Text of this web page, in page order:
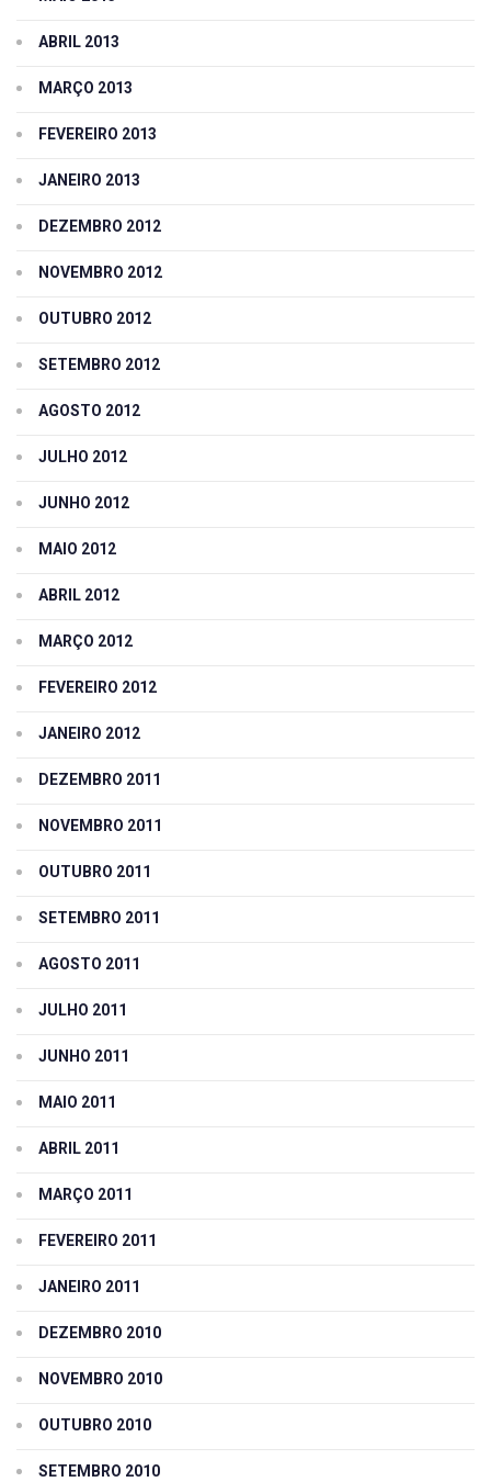
ABRIL 2013
MARÇO 2013
FEVEREIRO 2013
JANEIRO 2013
DEZEMBRO 2012
NOVEMBRO 2012
OUTUBRO 2012
SETEMBRO 2012
AGOSTO 2012
JULHO 2012
JUNHO 2012
MAIO 2012
ABRIL 2012
MARÇO 2012
FEVEREIRO 2012
JANEIRO 2012
DEZEMBRO 2011
NOVEMBRO 2011
OUTUBRO 2011
SETEMBRO 2011
AGOSTO 2011
JULHO 2011
JUNHO 2011
MAIO 2011
ABRIL 2011
MARÇO 2011
FEVEREIRO 2011
JANEIRO 2011
DEZEMBRO 2010
NOVEMBRO 2010
OUTUBRO 2010
SETEMBRO 2010